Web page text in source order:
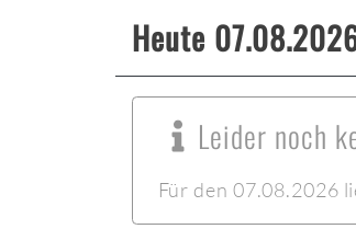
Heute
Leider noch
Für den 07.08.2026